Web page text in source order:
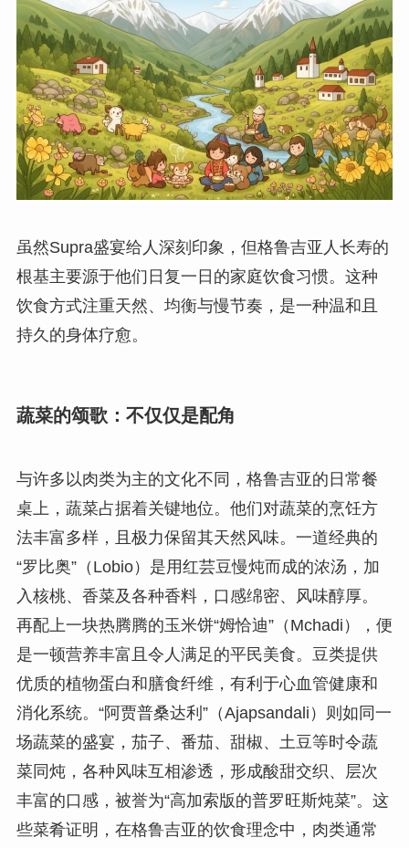
虽然Supra盛宴给人深刻印象，但格鲁吉亚人长寿的
根基主要源于他们日复一日的家庭饮食习惯。这种
饮食方式注重天然、均衡与慢节奏，是一种温和且
持久的身体疗愈。
蔬菜的颂歌：不仅仅是配角
与许多以肉类为主的文化不同，格鲁吉亚的日常餐
桌上，蔬菜占据着关键地位。他们对蔬菜的烹饪方
法丰富多样，且极力保留其天然风味。一道经典的
“罗比奥”（Lobio）是用红芸豆慢炖而成的浓汤，加
入核桃、香菜及各种香料，口感绵密、风味醇厚。
再配上一块热腾腾的玉米饼“姆恰迪”（Mchadi），便
是一顿营养丰富且令人满足的平民美食。豆类提供
优质的植物蛋白和膳食纤维，有利于心血管健康和
消化系统。“阿贾普桑达利”（Ajapsandali）则如同一
场蔬菜的盛宴，茄子、番茄、甜椒、土豆等时令蔬
菜同炖，各种风味互相渗透，形成酸甜交织、层次
丰富的口感，被誉为“高加索版的普罗旺斯炖菜”。这
些菜肴证明，在格鲁吉亚的饮食理念中，肉类通常